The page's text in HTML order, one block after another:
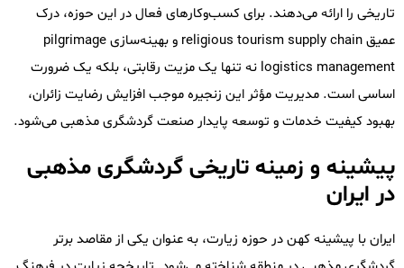
تاریخی را ارائه می‌دهند. برای کسب‌وکارهای فعال در این حوزه، درک
عمیق religious tourism supply chain و بهینه‌سازی pilgrimage
logistics management نه تنها یک مزیت رقابتی، بلکه یک ضرورت
اساسی است. مدیریت مؤثر این زنجیره موجب افزایش رضایت زائران،
بهبود کیفیت خدمات و توسعه پایدار صنعت گردشگری مذهبی می‌شود.
پیشینه و زمینه تاریخی گردشگری مذهبی
در ایران
ایران با پیشینه کهن در حوزه زیارت، به عنوان یکی از مقاصد برتر